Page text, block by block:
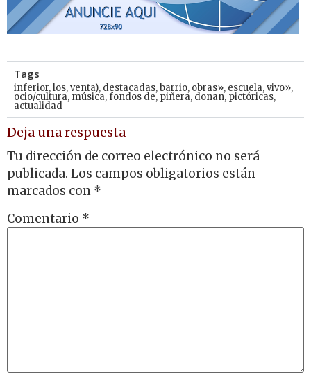
Tags
inferior,los,venta), destacadas,barrio, obras», escuela,vivo»,
ocio/cultura, música,fondos de, piñera, donan, pictóricas,
actualidad
Deja una respuesta
Tu dirección de correo electrónico no será
publicada. Los campos obligatorios están
marcados con *
Comentario *